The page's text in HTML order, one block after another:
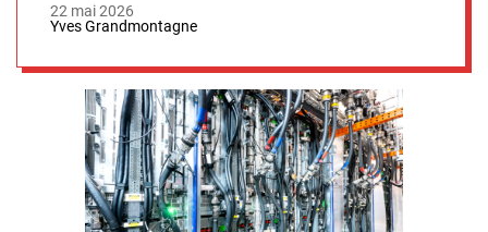
22 mai 2026
Yves Grandmontagne